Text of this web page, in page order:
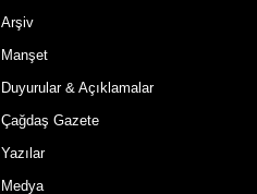
Arşiv
Manşet
Duyurular & Açıklamalar
Çağdaş Gazete
Yazılar
Medya